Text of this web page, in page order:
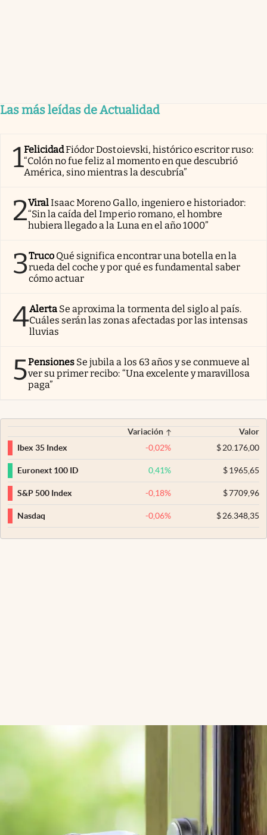
Las más leídas de Actualidad
1FelicidadFiódor Dostoievski, histórico escritor ruso:
“Colón no fue feliz al momento en que descubrió
América, sino mientras la descubría”
2ViralIsaac Moreno Gallo, ingeniero e historiador:
“Sin la caída del Imperio romano, el hombre
hubiera llegado a la Luna en el año 1000”
3Truco Qué significa encontrar una botella en la
rueda del coche y por qué es fundamental saber
cómo actuar
4Alerta Se aproxima la tormenta del siglo al país.
Cuáles serán las zonas afectadas por las intensas
lluvias
5Pensiones Se jubila a los 63 años y se conmueve al
ver su primer recibo: “Una excelente y maravillosa
paga”
Variación
Valor
Ibex 35 Index
-0,02% $20.176,00
Euronext 100 ID 0,41% $1965,65
S&P 500 Index -0,18% $7709,96
Nasdaq -0,06% $26.348,35